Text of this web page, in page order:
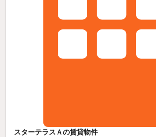
スターテラスＡの賃貸物件